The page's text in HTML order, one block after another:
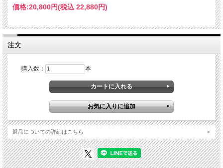
価格:20,800円(税込 22,880円)
注文
購入数： 本
返品についての詳細はこちら